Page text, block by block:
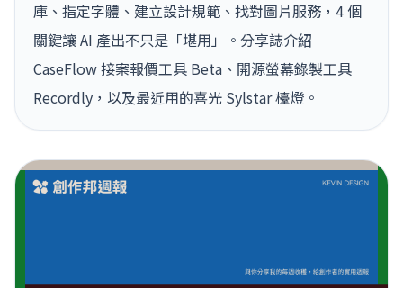
庫、指定字體、建立設計規範、找對圖片服務，4 個
關鍵讓 AI 產出不只是「堪用」。分享誌介紹
CaseFlow 接案報價工具 Beta、開源螢幕錄製工具
Recordly，以及最近用的喜光 Sylstar 檯燈。